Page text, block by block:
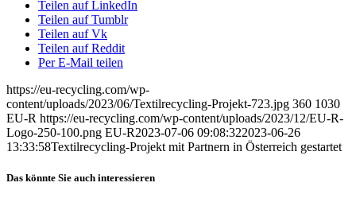
Teilen auf LinkedIn
Teilen auf Tumblr
Teilen auf Vk
Teilen auf Reddit
Per E-Mail teilen
https://eu-recycling.com/wp-
content/uploads/2023/06/Textilrecycling-Projekt-723.jpg 360 1030
EU-R https://eu-recycling.com/wp-content/uploads/2023/12/EU-R-
Logo-250-100.png EU-R2023-07-06 09:08:322023-06-26
13:33:58Textilrecycling-Projekt mit Partnern in Österreich gestartet
Das könnte Sie auch interessieren